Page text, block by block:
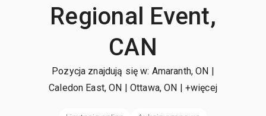
Regional Event,
CAN
Pozycja znajdują się w: Amaranth, ON |
Caledon East, ON | Ottawa, ON | +więcej